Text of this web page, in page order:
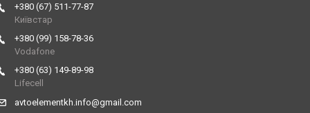
+380 (67) 511-77-87
Київстар
+380 (99) 158-78-36
Vodafone
+380 (63) 149-89-98
Lifecell
avtoelementkh.info@gmail.com